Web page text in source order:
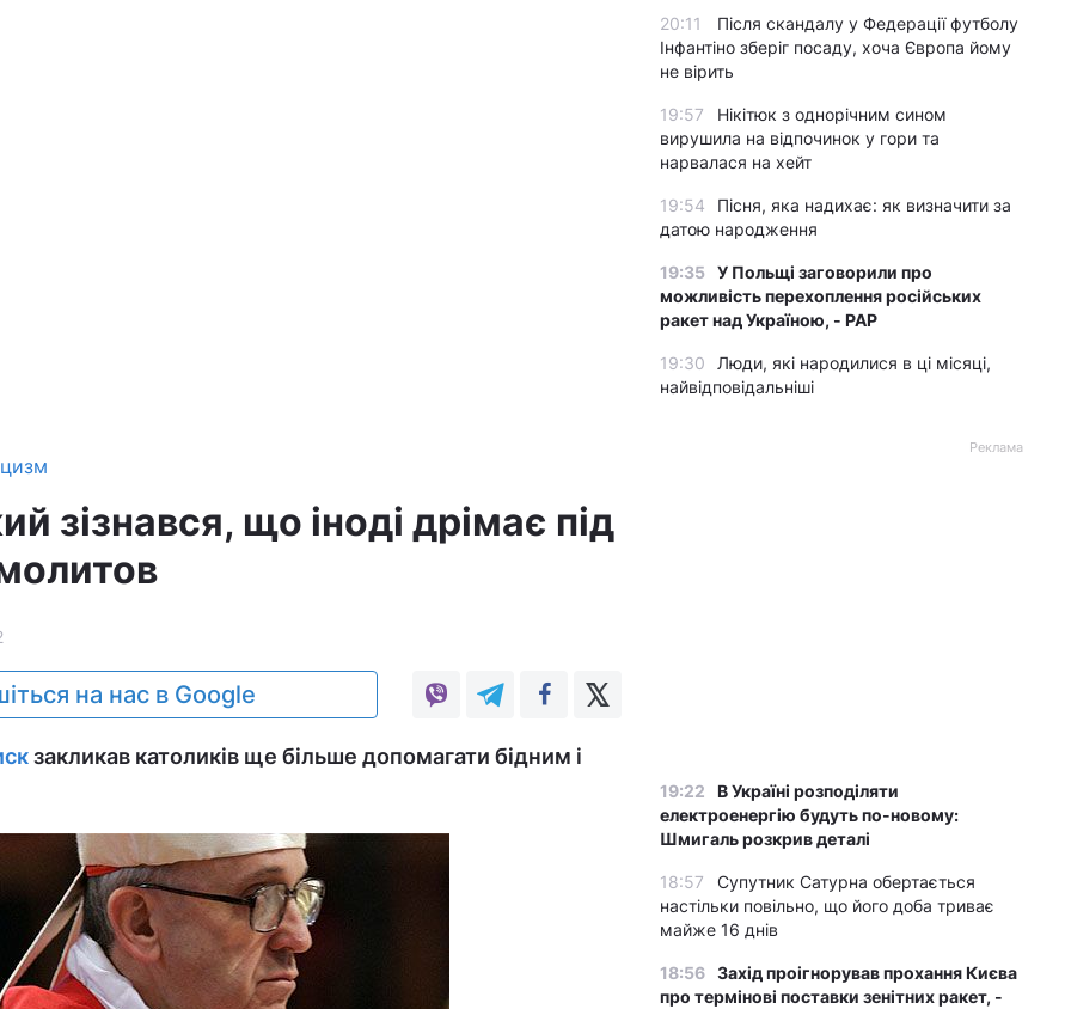
зізнався, що іноді дрімає під
на нас в Google
закликав католиків ще більше допомагати бідним і
20:11
Після скандалу у Федерації футболу
Інфантіно зберіг посаду, хоча Європа йому
не вірить
19:57
Нікітюк з однорічним сином
вирушила на відпочинок у гори та
нарвалася на хейт
19:54
Пісня, яка надихає: як визначити за
датою народження
19:35 У Польщі заговорили про
можливість перехоплення російських
ракет над Україною, - PAP
19:30
Люди, які народилися в ці місяці,
найвідповідальніші
Реклама
19:22
В Україні розподіляти
електроенергію будуть по-новому:
Шмигаль розкрив деталі
18:57
Супутник Сатурна обертається
настільки повільно, що його доба триває
майже 16 днів
18:56 Захід проігнорував прохання Києва
про термінові поставки зенітних ракет, -